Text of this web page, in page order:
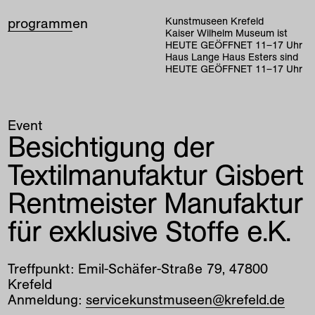
programmen
Kunstmuseen Krefeld
Kaiser Wilhelm Museum ist
HEUTE GEÖFFNET 11–17 Uhr
Haus Lange Haus Esters sind
HEUTE GEÖFFNET 11–17 Uhr
Event
Besichtigung der
Textilmanufaktur Gisbert
Rentmeister Manufaktur
für exklusive Stoffe e.K.
Treffpunkt: Emil-Schäfer-Straße 79, 47800
Krefeld
Anmeldung:servicekunstmuseen@krefeld.de